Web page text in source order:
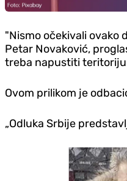
"Nismo očekivali ovako
Petar Novaković,
treba napustiti teritoriju
Ovom prilikom je
„Odluka Srbije